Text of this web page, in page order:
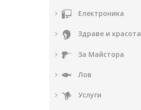
Електроника
Здраве и красота
За Майстора
Лов
Услуги